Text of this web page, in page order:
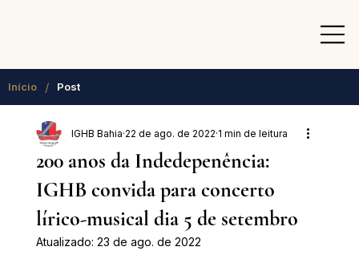
Início / Post
200 anos da Indedepenência:
IGHB convida para concerto
lírico-musical dia 5 de setembro
IGHB Bahia 22 de ago. de 2022 1 min de leitura
Atualizado: 23 de ago. de 2022